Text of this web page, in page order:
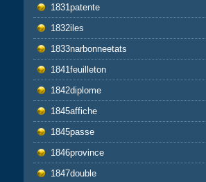
1831patente
1832iles
1833narbonneetats
1841feuilleton
1842diplome
1845affiche
1845passe
1846province
1847double